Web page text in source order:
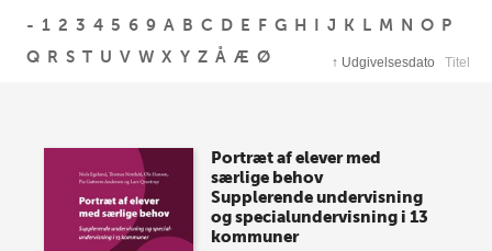
- 1 2 3 4 5 6 9 A B C D E F G H I J K L M N O P
Q R S T U V W X Y Z Å Æ Ø ↑ Udgivelsesdato Titel
Portræt af elever med
særlige behov
Supplerende undervisning
og specialundervisning i 13
kommuner